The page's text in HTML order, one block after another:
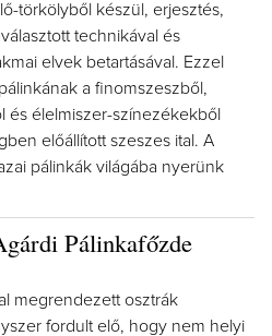
törkölyből készül, erjesztés,
technikával és
elvek betartásával. Ezzel
a finomszeszből,
és élelmiszer-színezékekből
előállított szeszes ital. A
pálinkák világába nyerünk
Pálinkafőzde
megrendezett osztrák
fordult elő, hogy nem helyi